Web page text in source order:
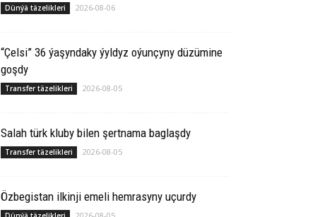
Dünýä täzelikleri 2026-08-06
“Çelsi” 36 ýaşyndaky ýyldyz oýunçyny düzümine
goşdy
Transfer täzelikleri 2026-08-05
Salah türk kluby bilen şertnama baglaşdy
Transfer täzelikleri 2026-08-05
Özbegistan ilkinji emeli hemrasyny uçurdy